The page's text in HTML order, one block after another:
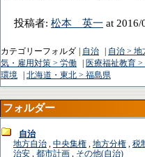
投稿者: 松本 英一 at 2016/
カテゴリーフォルダ 自治
自治 > 地
気・雇用対策 > 労働
医療福祉教育 >
環境
北海道・東北 > 福島県
フォルダー
自治
地方自治 , 中央集権 , 地方分権 , 税
治安 , 都市計画 , その他(自治)